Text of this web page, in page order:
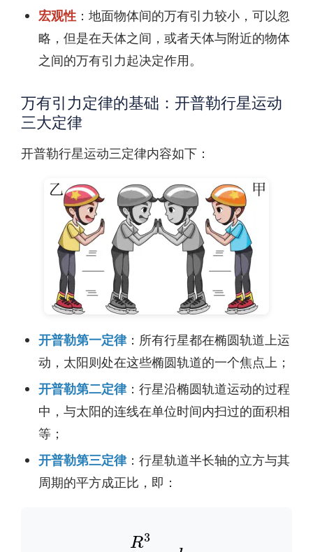
宏观性 ：地面物体间的万有引力较小，可以忽
略，但是在天体之间，或者天体与附近的物体
之间的万有引力起决定作用。
万有引力定律的基础：开普勒行星运动
三大定律
开普勒行星运动三定律内容如下：
开普勒第一定律：所有行星都在椭圆轨道上运
动，太阳则处在这些椭圆轨道的一个焦点上；
开普勒第二定律：行星沿椭圆轨道运动的过程
中，与太阳的连线在单位时间内扫过的面积相
等；
开普勒第三定律：行星轨道半长轴的立方与其
周期的平方成正比，即：
R3T